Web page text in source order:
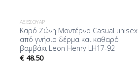
ΑΞΕΣΟΥΆΡ
Καρό Ζώνη Mοντέρνα Casual unisex
από γνήσιο δέρμα και καθαρό
βαμβάκι Leon Henry LH17-92
€48.50